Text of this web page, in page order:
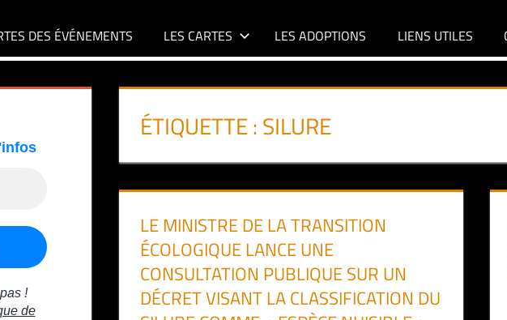
DES ÉVÉNEMENTS LES CARTES LES ADOPTIONS LIENS UTILES
ÉTIQUETTE :SILURE
LE MINISTRE DE LA TRANSITION
ÉCOLOGIQUE LANCE UNE
CONSULTATION PUBLIQUE SUR UN
DÉCRET VISANT LA CLASSIFICATION DU